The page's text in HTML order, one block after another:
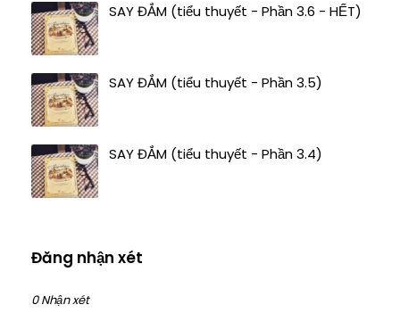
SAY ĐẮM (tiểu thuyết - Phần 3.6 - HẾT)
SAY ĐẮM (tiểu thuyết - Phần 3.5)
SAY ĐẮM (tiểu thuyết - Phần 3.4)
Đăng nhận xét
0 Nhận xét